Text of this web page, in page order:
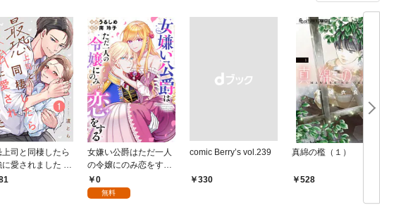
上司と同棲したら
愛されました 1
女嫌い公爵はただ一人
の令嬢にのみ恋をする
（分冊版）第１話
0
無料
comic Berry’s vol.239
￥330
真綿の檻（１）
528